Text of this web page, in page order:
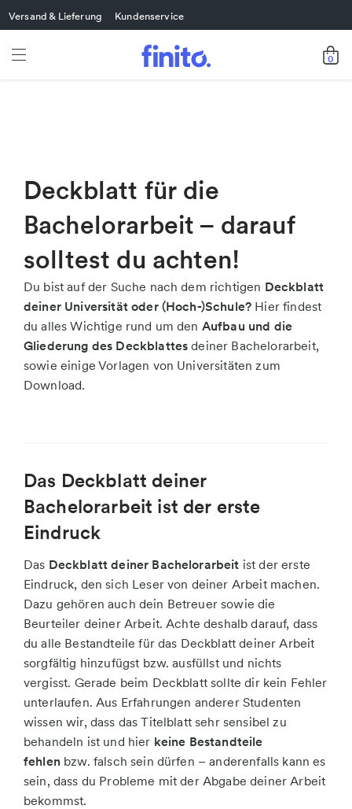
Versand & Lieferung Kundenservice
0
Deckblatt für die
Bachelorarbeit – darauf
solltest du achten!
Du bist auf der Suche nach dem richtigen Deckblatt
deiner Universität oder (Hoch-)Schule? Hier findest
du alles Wichtige rund um den Aufbau und die
Gliederung des Deckblattes deiner Bachelorarbeit,
sowie einige Vorlagen von Universitäten zum
Download.
Das Deckblatt deiner
Bachelorarbeit ist der erste
Eindruck
Das Deckblatt deiner Bachelorarbeit ist der erste
Eindruck, den sich Leser von deiner Arbeit machen.
Dazu gehören auch dein Betreuer sowie die
Beurteiler deiner Arbeit. Achte deshalb darauf, dass
du alle Bestandteile für das Deckblatt deiner Arbeit
sorgfältig hinzufügst bzw. ausfüllst und nichts
vergisst. Gerade beim Deckblatt sollte dir kein Fehler
unterlaufen. Aus Erfahrungen anderer Studenten
wissen wir, dass das Titelblatt sehr sensibel zu
behandeln ist und hier keine Bestandteile
fehlenbzw. falsch sein dürfen – anderenfalls kann es
sein, dass du Probleme mit der Abgabe deiner Arbeit
bekommst.